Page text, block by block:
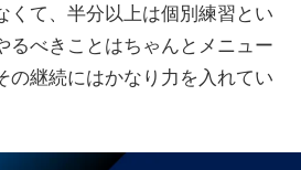
くて、半分以上は個別練習とい
るべきことはちゃんとメニュー
の継続にはかなり力を入れてい